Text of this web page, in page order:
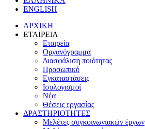
ENGLISH
ΑΡΧΙΚΗ
ΕΤΑΙΡΕΙΑ
Εταιρεία
Οργανόγραμμα
Διασφάλιση ποιότητας
Προσωπικό
Εγκαταστάσεις
Ισολογισμοί
Νέα
Θέσεις εργασίας
ΔΡΑΣΤΗΡΙΟΤΗΤΕΣ
Μελέτες συγκοινωνιακών έργων